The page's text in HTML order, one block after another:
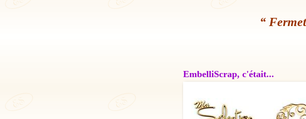
“
EmbelliScrap, c'était...